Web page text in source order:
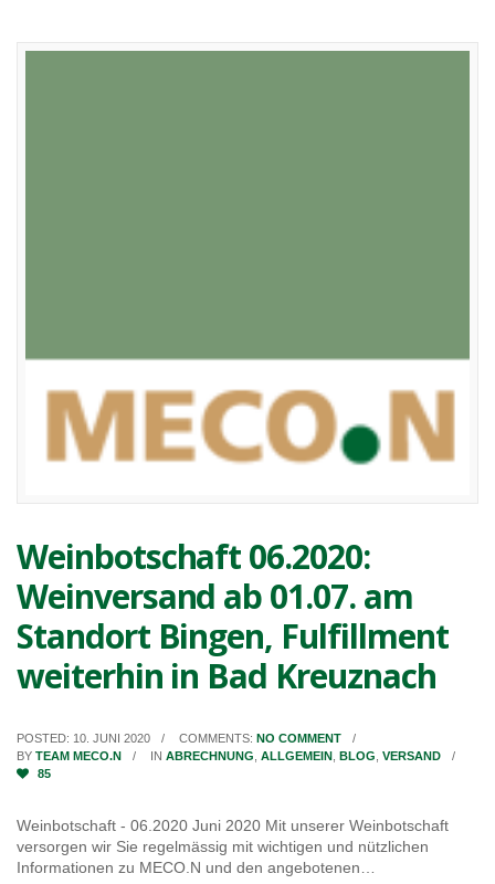
Weinbotschaft 06.2020:
Weinversand ab 01.07. am
Standort Bingen, Fulfillment
weiterhin in Bad Kreuznach
POSTED: 10. JUNI 2020 COMMENTS: NO COMMENT
BY TEAM MECO.N IN ABRECHNUNG ALLGEMEIN BLOG VERSAND
85
Weinbotschaft - 06.2020 Juni 2020 Mit unserer Weinbotschaft
versorgen wir Sie regelmässig mit wichtigen und nützlichen
Informationen zu MECO.N und den angebotenen…